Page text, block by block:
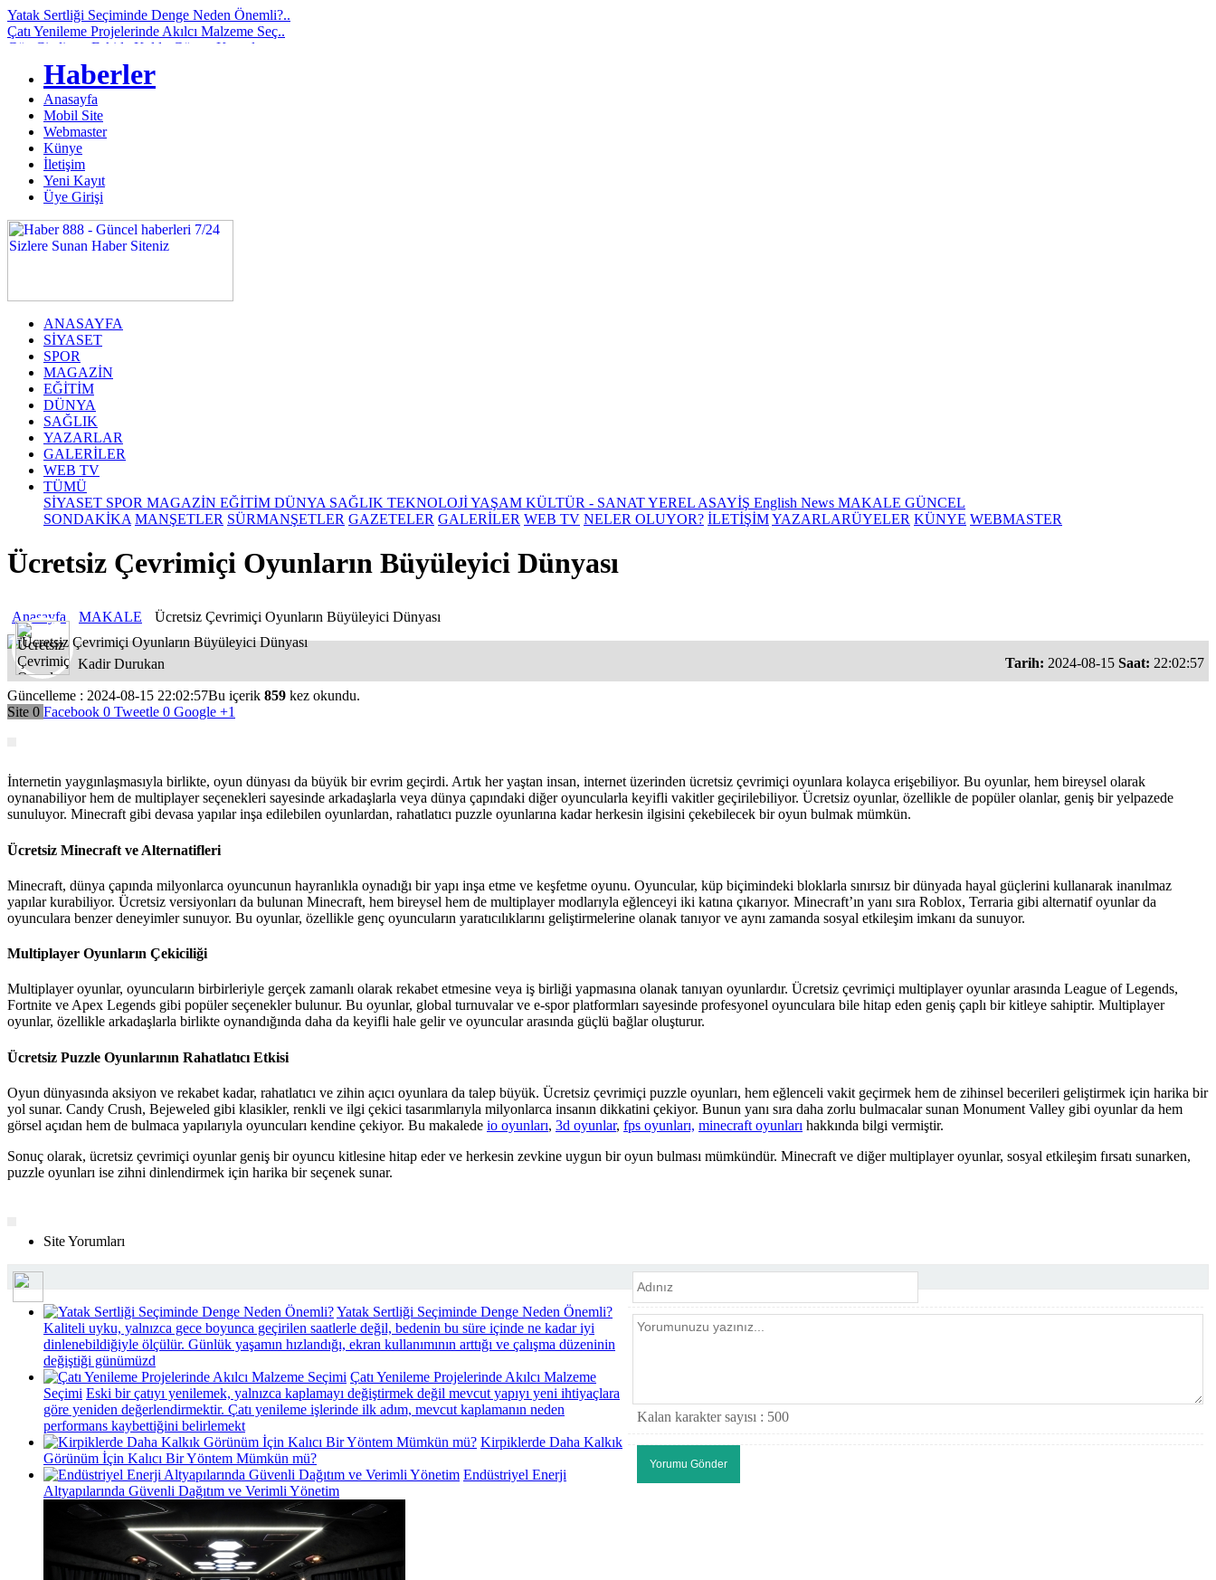
Yatak Sertliği Seçiminde Denge Neden Önemli?..
Çatı Yenileme Projelerinde Akılcı Malzeme Seç..
Göz Çizdirme Eskide Kaldı: Görme Kusurlarının..
Lazerden Korktuğunuz İçin Gözlüğe Mahkûm Olma..
İstanbul Pizza Factory Ümraniye’de Lezzet Ara..
Saç Ekimi Nedir ve Nasıl Yapılır? Murat Makas..
Binalarda Enerji Verimliliğinin Geleceği: Yen..
Geleceğin Piyanisti Olarak Gösterilen Fazıl A..
Video yerelleştirme pazarında öne çıkan yeni ..
Ankara’da Sağlıklı Gülüşlerin Adresi: Sincan ..
Haberler
Anasayfa
Mobil Site
Webmaster
Künye
İletişim
Yeni Kayıt
Üye Girişi
ANASAYFA
SİYASET
SPOR
MAGAZİN
EĞİTİM
DÜNYA
SAĞLIK
YAZARLAR
GALERİLER
WEB TV
TÜMÜ
SİYASET SPOR MAGAZİN EĞİTİM DÜNYA SAĞLIK TEKNOLOJİYAŞAM KÜLTÜR - SANATYEREL ASAYİŞ English News MAKALE GÜNCEL
SONDAKİKA MANŞETLER SÜRMANŞETLER GAZETELER GALERİLER WEB TV NELER OLUYOR? İLETİŞİMYAZARLARÜYELER KÜNYE WEBMASTER
Ücretsiz Çevrimiçi Oyunların Büyüleyici Dünyası
Anasayfa MAKALE Ücretsiz Çevrimiçi Oyunların Büyüleyici Dünyası
Kadir Durukan Tarih: 2024-08-15 Saat: 22:02:57
Güncelleme : 2024-08-15 22:02:57Bu içerik 859 kez okundu.
Site 0 Facebook 0 Tweetle 0 Google +1
İnternetin yaygınlaşmasıyla birlikte, oyun dünyası da büyük bir evrim geçirdi. Artık her yaştan insan, internet üzerinden ücretsiz çevrimiçi oyunlara kolayca erişebiliyor. Bu oyunlar, hem bireysel olarak
oynanabiliyor hem de multiplayer seçenekleri sayesinde arkadaşlarla veya dünya çapındaki diğer oyuncularla keyifli vakitler geçirilebiliyor. Ücretsiz oyunlar, özellikle de popüler olanlar, geniş bir yelpazede
sunuluyor. Minecraft gibi devasa yapılar inşa edilebilen oyunlardan, rahatlatıcı puzzle oyunlarına kadar herkesin ilgisini çekebilecek bir oyun bulmak mümkün.
Ücretsiz Minecraft ve Alternatifleri
Minecraft, dünya çapında milyonlarca oyuncunun hayranlıkla oynadığı bir yapı inşa etme ve keşfetme oyunu. Oyuncular, küp biçimindeki bloklarla sınırsız bir dünyada hayal güçlerini kullanarak inanılmaz
yapılar kurabiliyor. Ücretsiz versiyonları da bulunan Minecraft, hem bireysel hem de multiplayer modlarıyla eğlenceyi iki katına çıkarıyor. Minecraft’ın yanı sıra Roblox, Terraria gibi alternatif oyunlar da
oyunculara benzer deneyimler sunuyor. Bu oyunlar, özellikle genç oyuncuların yaratıcılıklarını geliştirmelerine olanak tanıyor ve aynı zamanda sosyal etkileşim imkanı da sunuyor.
Multiplayer Oyunların Çekiciliği
Multiplayer oyunlar, oyuncuların birbirleriyle gerçek zamanlı olarak rekabet etmesine veya iş birliği yapmasına olanak tanıyan oyunlardır. Ücretsiz çevrimiçi multiplayer oyunlar arasında League of Legends,
Fortnite ve Apex Legends gibi popüler seçenekler bulunur. Bu oyunlar, global turnuvalar ve e-spor platformları sayesinde profesyonel oyunculara bile hitap eden geniş çaplı bir kitleye sahiptir. Multiplayer
oyunlar, özellikle arkadaşlarla birlikte oynandığında daha da keyifli hale gelir ve oyuncular arasında güçlü bağlar oluşturur.
Ücretsiz Puzzle Oyunlarının Rahatlatıcı Etkisi
Oyun dünyasında aksiyon ve rekabet kadar, rahatlatıcı ve zihin açıcı oyunlara da talep büyük. Ücretsiz çevrimiçi puzzle oyunları, hem eğlenceli vakit geçirmek hem de zihinsel becerileri geliştirmek için harika bir
yol sunar. Candy Crush, Bejeweled gibi klasikler, renkli ve ilgi çekici tasarımlarıyla milyonlarca insanın dikkatini çekiyor. Bunun yanı sıra daha zorlu bulmacalar sunan Monument Valley gibi oyunlar da hem
görsel açıdan hem de bulmaca yapılarıyla oyuncuları kendine çekiyor. Bu makalede io oyunları, 3d oyunlar, fps oyunları, minecraft oyunları hakkında bilgi vermiştir.
Sonuç olarak, ücretsiz çevrimiçi oyunlar geniş bir oyuncu kitlesine hitap eder ve herkesin zevkine uygun bir oyun bulması mümkündür. Minecraft ve diğer multiplayer oyunlar, sosyal etkileşim fırsatı sunarken,
puzzle oyunları ise zihni dinlendirmek için harika bir seçenek sunar.
Sende Yorumla...
Site Yorumları
Kalan karakter sayısı : 500
Yatak Sertliği Seçiminde Denge Neden Önemli?
Kaliteli uyku, yalnızca gece boyunca geçirilen saatlerle değil, bedenin bu süre içinde ne kadar iyi
dinlenebildiğiyle ölçülür. Günlük yaşamın hızlandığı, ekran kullanımının arttığı ve çalışma düzeninin
değiştiği günümüzd
Çatı Yenileme Projelerinde Akılcı Malzeme
Seçimi Eski bir çatıyı yenilemek, yalnızca kaplamayı değiştirmek değil mevcut yapıyı yeni ihtiyaçlara
göre yeniden değerlendirmektir. Çatı yenileme işlerinde ilk adım, mevcut kaplamanın neden
performans kaybettiğini belirlemekt
Kirpiklerde Daha Kalkık
Görünüm İçin Kalıcı Bir Yöntem Mümkün mü?
Endüstriyel Enerji
Altyapılarında Güvenli Dağıtım ve Verimli Yönetim